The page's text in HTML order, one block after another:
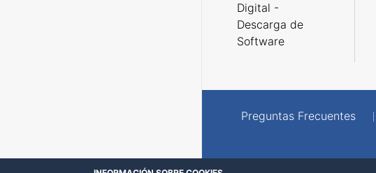
Digital -
Descarga de
Software
Preguntas Frecuentes